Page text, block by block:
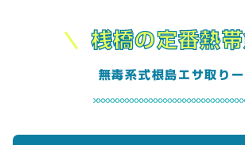
桟橋の定番熱
無毒系式根島エサ取りー